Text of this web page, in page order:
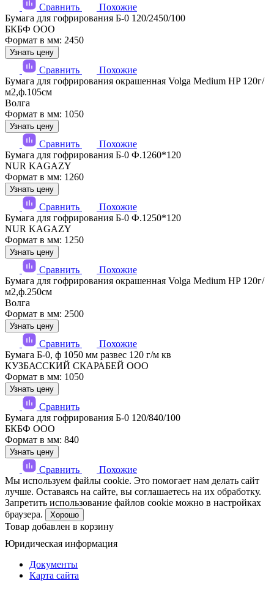
Сравнить
Похожие
Бумага для гофрирования Б-0 120/2450/100
БКБФ ООО
Формат в мм: 2450
Узнать цену
Сравнить
Похожие
Бумага для гофрирования окрашенная Volga Medium HP 120г/
м2,ф.105см
Волга
Формат в мм: 1050
Узнать цену
Сравнить
Похожие
Бумага для гофрирования Б-0 Ф.1260*120
NUR KAGAZY
Формат в мм: 1260
Узнать цену
Сравнить
Похожие
Бумага для гофрирования Б-0 Ф.1250*120
NUR KAGAZY
Формат в мм: 1250
Узнать цену
Сравнить
Похожие
Бумага для гофрирования окрашенная Volga Medium HP 120г/
м2,ф.250см
Волга
Формат в мм: 2500
Узнать цену
Сравнить
Похожие
Бумага Б-0, ф 1050 мм развес 120 г/м кв
КУЗБАССКИЙ СКАРАБЕЙ ООО
Формат в мм: 1050
Узнать цену
Сравнить
Бумага для гофрирования Б-0 120/840/100
БКБФ ООО
Формат в мм: 840
Узнать цену
Сравнить
Похожие
Мы используем файлы cookie. Это помогает нам делать сайт
лучше. Оставаясь на сайте, вы соглашаетесь на их обработку.
Запретить использование файлов cookie можно в настройках
браузера.
Хорошо
Товар добавлен в корзину
Юридическая информация
Документы
Карта сайта